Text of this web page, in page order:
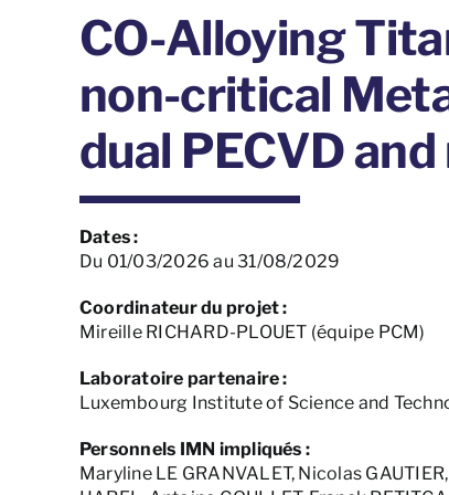
CO-Alloying
non-critical
dual PECVD
Dates :
Du 01/03/2026 au 31/08/2029
Coordinateur du projet :
Mireille RICHARD-PLOUET (équipe PCM)
Laboratoire partenaire :
Luxembourg Institute of Science and
Personnels IMN impliqués :
Maryline LE GRANVALET, Nicolas